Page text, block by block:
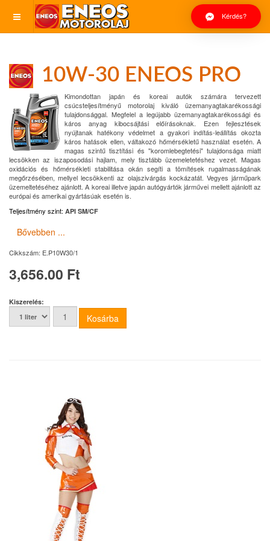
Kérdés?
10W-30 ENEOS PRO
Kimondottan japán és koreai autók számára tervezett
csúcsteljesítményű motorolaj kiváló üzemanyagtakarékossági
tulajdonsággal. Megfelel a legújabb üzemanyagtakarékossági és
káros anyag kibocsájtási előírásoknak. Ezen fejlesztések
nyújtanak hatékony védelmet a gyakori indítás-leállítás okozta
káros hatások ellen, váltakozó hőmérsékletű használat esetén. A
magas szintű tisztítási és "koromlebegtetési" tulajdonsága miatt
lecsökken az iszaposodási hajlam, mely tisztább üzemeletetéshez vezet. Magas
oxidációs és hőmérsékleti stabilitása okán segíti a tömítések rugalmasságának
megőrzésében, mellyel lecsökkenti az olajszivárgás kockázatát. Vegyes járműpark
üzemeltetéséhez ajánlott. A koreai illetve japán autógyártók járművei mellett ajánlott az
európai és amerikai gyártásúak esetén is.
Teljesítmény szint: API SM/CF
Bővebben ...
Cikkszám: E.P10W30/1
3,656.00 Ft
Kiszerelés: